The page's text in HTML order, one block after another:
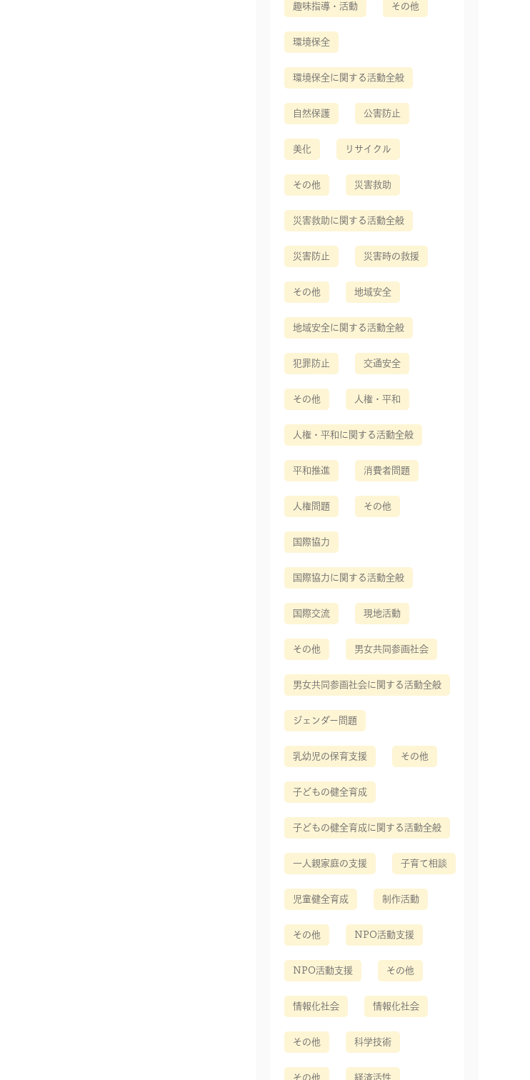
趣味指導・活動 その他
環境保全
環境保全に関する活動全般
自然保護 公害防止
美化 リサイクル
その他 災害救助
災害救助に関する活動全般
災害防止 災害時の救援
その他 地域安全
地域安全に関する活動全般
犯罪防止 交通安全
その他 人権・平和
人権・平和に関する活動全般
平和推進 消費者問題
人権問題 その他
国際協力
国際協力に関する活動全般
国際交流 現地活動
その他 男女共同参画社会
男女共同参画社会に関する活動全般
ジェンダー問題
乳幼児の保育支援 その他
子どもの健全育成
子どもの健全育成に関する活動全般
一人親家庭の支援 子育て相談
児童健全育成 制作活動
その他 NPO活動支援
NPO活動支援 その他
情報化社会 情報化社会
その他 科学技術
その他 経済活性